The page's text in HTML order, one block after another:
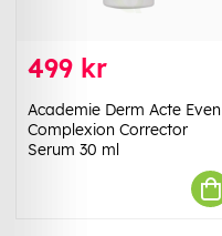
499 kr
Academie Derm Acte Even
Complexion Corrector
Serum 30 ml